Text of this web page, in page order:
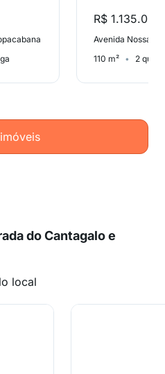
R$ 1.135.000
110 m² 2
do Cantagalo e
local